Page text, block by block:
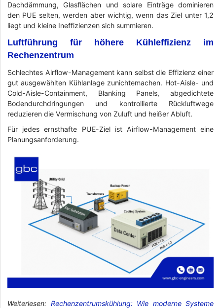
Dachdämmung, Glasflächen und solare Einträge dominieren
den PUE selten, werden aber wichtig, wenn das Ziel unter 1,2
liegt und kleine Ineffizienzen sich summieren.
Luftführung für höhere Kühleffizienz im
Rechenzentrum
Schlechtes Airflow-Management kann selbst die Effizienz einer
gut ausgewählten Kühlanlage zunichtemachen. Hot-Aisle- und
Cold-Aisle-Containment, Blanking Panels, abgedichtete
Bodendurchdringungen und kontrollierte Rückluftwege
reduzieren die Vermischung von Zuluft und heißer Abluft.
Für jedes ernsthafte PUE-Ziel ist Airflow-Management eine
Planungsanforderung.
Weiterlesen: Rechenzentrumskühlung: Wie moderne Systeme